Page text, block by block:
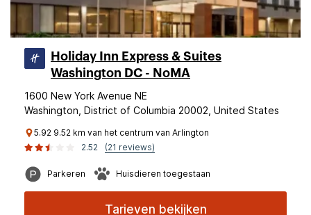
Holiday Inn Express & Suites
Washington DC - NoMA
1600 New York Avenue NE
Washington, District of Columbia 20002, United States
5.92 9.52 km van het centrum van Arlington
2.52
(21 reviews)
Parkeren Huisdieren toegestaan
Tarieven bekijken